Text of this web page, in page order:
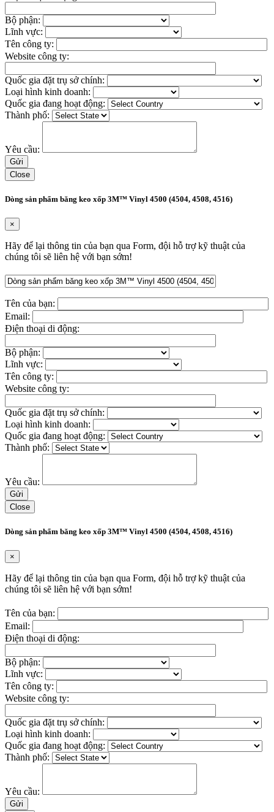
Bộ phận:
Lĩnh vực:
Tên công ty:
Website công ty:
Quốc gia đặt trụ sở chính:
Loại hình kinh doanh:
Quốc gia đang hoạt động:
Thành phố:
Yêu cầu:
Close
Dòng sản phẩm băng keo xốp 3M™ Vinyl 4500 (4504, 4508, 4516)
×
Hãy để lại thông tin của bạn qua Form, đội hỗ trợ kỹ thuật của
chúng tôi sẽ liên hệ với bạn sớm!
Tên của bạn:
Email:
Điện thoại di động:
Bộ phận:
Lĩnh vực:
Tên công ty:
Website công ty:
Quốc gia đặt trụ sở chính:
Loại hình kinh doanh:
Quốc gia đang hoạt động:
Thành phố:
Yêu cầu:
Close
Dòng sản phẩm băng keo xốp 3M™ Vinyl 4500 (4504, 4508, 4516)
×
Hãy để lại thông tin của bạn qua Form, đội hỗ trợ kỹ thuật của
chúng tôi sẽ liên hệ với bạn sớm!
Tên của bạn:
Email:
Điện thoại di động:
Bộ phận:
Lĩnh vực:
Tên công ty:
Website công ty:
Quốc gia đặt trụ sở chính:
Loại hình kinh doanh:
Quốc gia đang hoạt động:
Thành phố:
Yêu cầu: